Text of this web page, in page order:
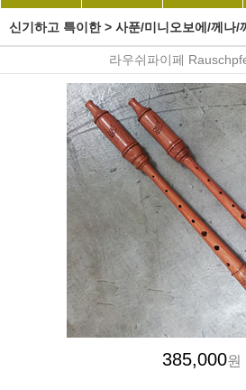
신기하고 특이한> 사푼/미니오보에/께나/
라우쉬파이페
385,000원